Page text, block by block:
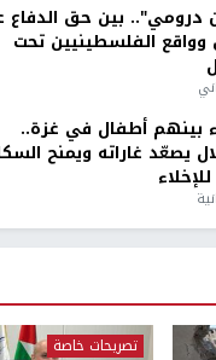
درومي".. بين حق الدفاع
الفلسطينيين تحت
بينهم أطفال في غزة..
يصعّد غاراته ويمنح
تصريحات خاصة